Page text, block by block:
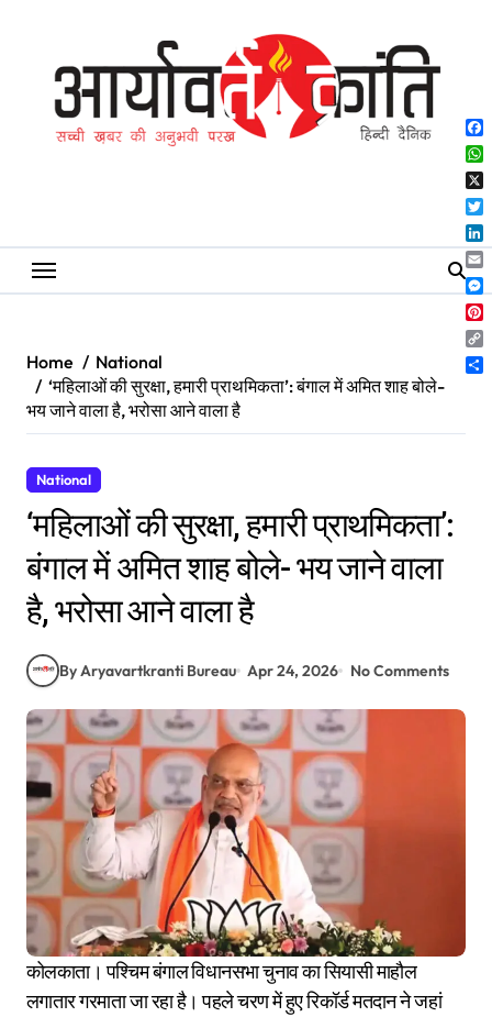
Home
National
‘महिलाओं की सुरक्षा, हमारी प्राथमिकता’: बंगाल में अमित शाह बोले-
भय जाने वाला है, भरोसा आने वाला है
National
‘महिलाओं की सुरक्षा, हमारी प्राथमिकता’:
बंगाल में अमित शाह बोले- भय जाने वाला
है, भरोसा आने वाला है
By Aryavartkranti Bureau Apr 24, 2026 No Comments
कोलकाता। पश्चिम बंगाल विधानसभा चुनाव का सियासी माहौल
लगातार गरमाता जा रहा है। पहले चरण में हुए रिकॉर्ड मतदान ने जहां
X